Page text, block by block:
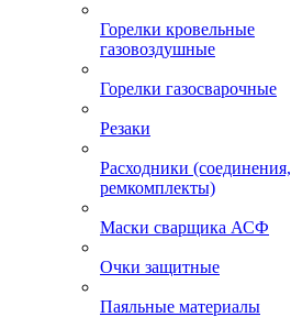
Горелки кровельные
газовоздушные
Горелки газосварочные
Резаки
Расходники (соединения,
ремкомплекты)
Маски сварщика АСФ
Очки защитные
Паяльные материалы